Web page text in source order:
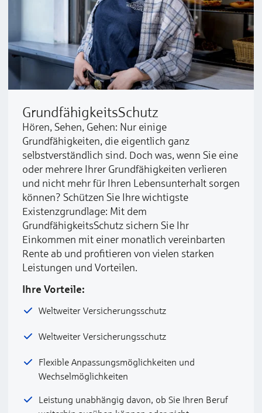
GrundfähigkeitsSchutz
Hören, Sehen, Gehen: Nur einige
Grundfähigkeiten, die eigentlich ganz
selbstverständlich sind. Doch was, wenn Sie eine
oder mehrere Ihrer Grundfähigkeiten verlieren
und nicht mehr für Ihren Lebensunterhalt sorgen
können? Schützen Sie Ihre wichtigste
Existenzgrundlage: Mit dem
GrundfähigkeitsSchutz sichern Sie Ihr
Einkommen mit einer monatlich vereinbarten
Rente ab und profitieren von vielen starken
Leistungen und Vorteilen.
Ihre Vorteile:
Weltweiter Versicherungsschutz
Weltweiter Versicherungsschutz
Flexible Anpassungsmöglichkeiten und
Wechselmöglichkeiten
Leistung unabhängig davon, ob Sie Ihren Beruf